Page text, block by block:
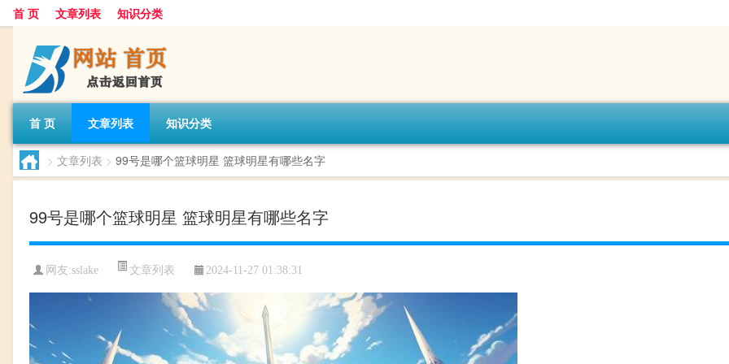
首 页 文章列表 知识分类
首 页 文章列表 知识分类
> 文章列表 > 99号是哪个篮球明星 篮球明星有哪些名字
99号是哪个篮球明星 篮球明星有哪些名字
网友:sslake 文章列表 2024-11-27 01:38:31